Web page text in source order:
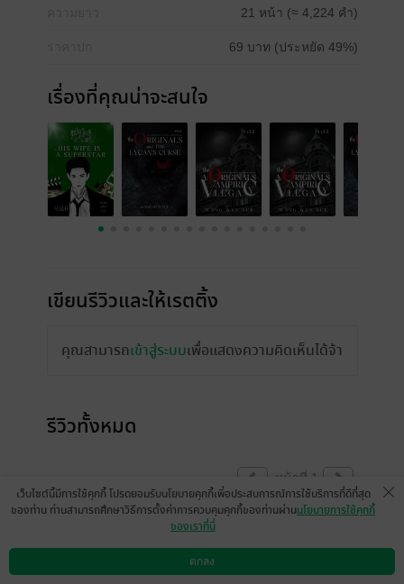
21 หน้า (≈ 4,224 คำ)
69 บาท (ประหยัด 49%)
เรื่องที่คุณน่าจะสนใจ
เขียนรีวิวและให้เรตติ้ง
คุณสามารถเข้าสู่ระบบเพื่อแสดงความคิดเห็นได้จ้า
รีวิวทั้งหมด
หน้าที่ 1
ดาวน์โหลดแอป วิธีการใช้งาน ติดต่อเรา
เว็บไซต์นี้มีการใช้คุกกี้ โปรดยอมรับนโยบายคุกกี้เพื่อประสบการณ์การใช้บริการที่ดีที่สุด
ของท่าน ท่านสามารถศึกษาวิธีการตั้งค่าการควบคุมคุกกี้ของท่านผ่านนโยบายการใช้คุกกี้
ของเราที่นี่
ตกลง